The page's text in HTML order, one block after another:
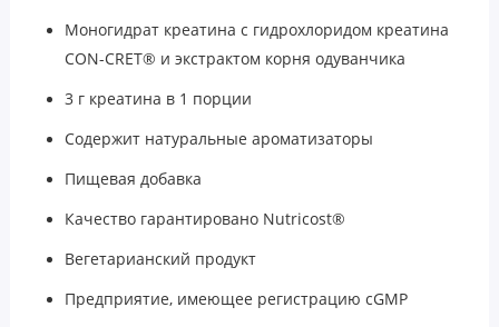
Моногидрат креатина с гидрохлоридом креатина
CON-CRET® и экстрактом корня одуванчика
3 г креатина в 1 порции
Содержит натуральные ароматизаторы
Пищевая добавка
Качество гарантировано Nutricost®
Вегетарианский продукт
Предприятие, имеющее регистрацию cGMP